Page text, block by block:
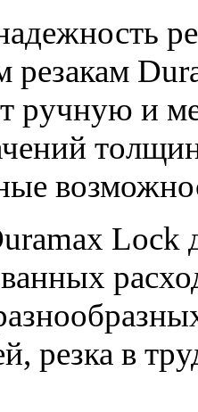
резакам
ручную и
резка в